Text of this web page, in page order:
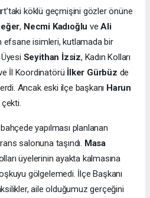
köklü geçmişini gözler önüne
, Necmi Kadıoğlu veAli
efsane isimleri, kutlamada bir
Seyithan İzsiz, Kadın Kolları
İl Koordinatörü İlker Gürbüz de
Ancak eski ilçe başkanı Harun
çekti.
yapılması planlanan
salonuna taşındı. Masa
üyelerinin ayakta kalmasına
gölgelemedi. İlçe Başkanı
aile olduğumuz gerçeğini